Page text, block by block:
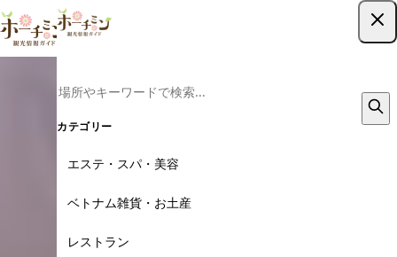
カテゴリー
エステ・スパ・美容
ベトナム雑貨・お土産
レストラン